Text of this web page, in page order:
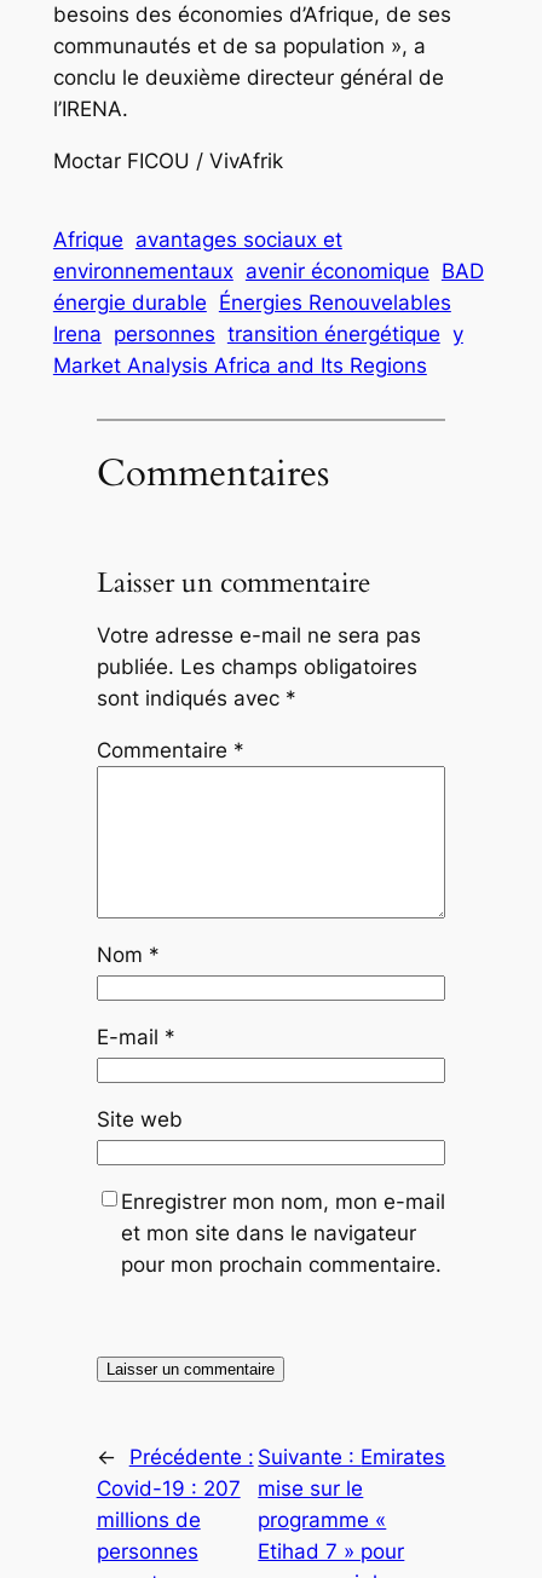
besoins des économies d’Afrique, de ses
communautés et de sa population », a
conclu le deuxième directeur général de
l’IRENA.
Moctar FICOU / VivAfrik
Afrique avantages sociaux et
environnementaux avenir économique BAD
énergie durable Énergies Renouvelables
Irena personnes transition énergétique y
Market Analysis Africa and Its Regions
Commentaires
Laisser un commentaire
Votre adresse e-mail ne sera pas
publiée. Les champs obligatoires
sont indiqués avec *
Commentaire *
Nom *
E-mail *
Site web
Enregistrer mon nom, mon e-mail
et mon site dans le navigateur
pour mon prochain commentaire.
←
Précédente :
Covid-19 : 207
millions de
personnes
Suivante : Emirates
mise sur le
programme «
Etihad 7 » pour